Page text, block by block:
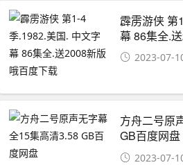
霹雳游侠 第
幕 86集全.
2023-07-
方舟二号原
GB百度网盘
2023-07-